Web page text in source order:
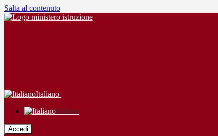
Salta al contenuto
Italiano
Italiano
Accedi